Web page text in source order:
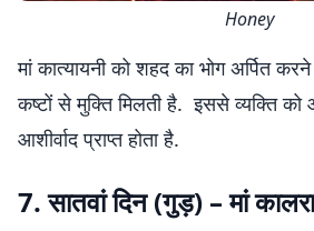
Honey
मां कात्यायनी को शहद का भोग अर्पित
कष्टों से मुक्ति मिलती है. इससे व्यक्ति को
आशीर्वाद प्राप्त होता है.
7. सातवां दिन (गुड़) – मां